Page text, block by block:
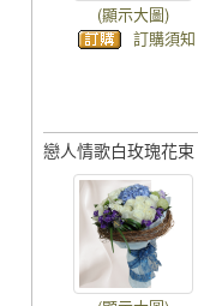
(顯示大圖)
訂購須知
戀人情歌白玫瑰花束